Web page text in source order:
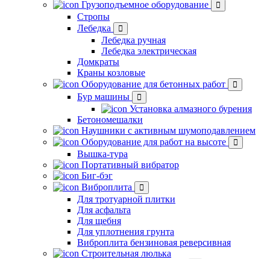
Грузоподъемное оборудование
Стропы
Лебедка
Лебедка ручная
Лебедка электрическая
Домкраты
Краны козловые
Оборудование для бетонных работ
Бур машины
Установка алмазного бурения
Бетономешалки
Наушники с активным шумоподавлением
Оборудование для работ на высоте
Вышка-тура
Портативный вибратор
Биг-бэг
Виброплита
Для тротуарной плитки
Для асфальта
Для щебня
Для уплотнения грунта
Виброплита бензиновая реверсивная
Строительная люлька